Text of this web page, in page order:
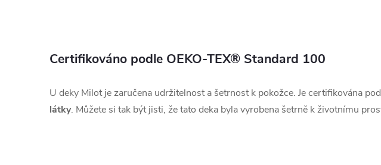
Certifikováno podle OEKO-TEX® Standard 100
U deky Milot je zaručena udržitelnost a šetrnost k pokožce. Je certifikována
látky. Můžete si tak být jisti, že tato deka byla vyrobena šetrně k životnímu